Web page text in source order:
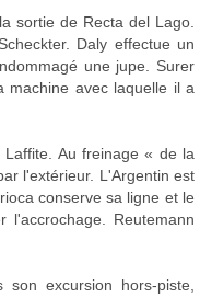
sortie de Recta del Lago.
Daly effectue un
une jupe. Surer
machine avec laquelle il a
Au freinage « de la
l'extérieur. L'Argentin est
conserve sa ligne et le
Reutemann
excursion hors-piste,